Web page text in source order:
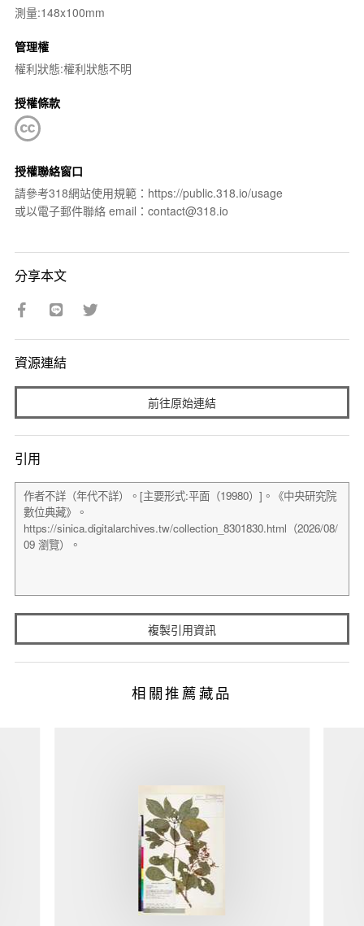
測量:148x100mm
管理權
權利狀態:權利狀態不明
授權條款
授權聯絡窗口
請參考318網站使用規範：https://public.318.io/usage
或以電子郵件聯絡 email：contact@318.io
分享本文
資源連結
前往原始連結
引用
複製引用資訊
相關推薦藏品